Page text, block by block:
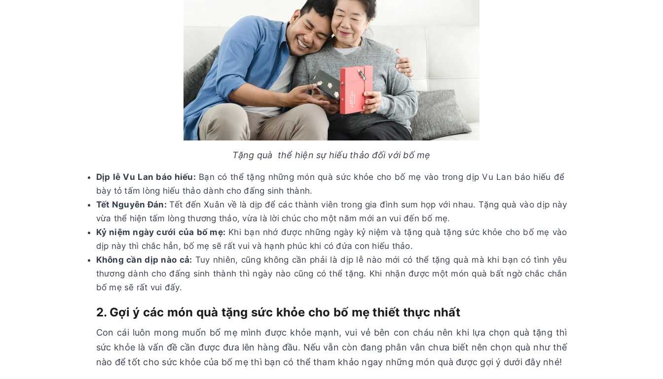
Tặng quà thể hiện sự hiếu thảo đối với bố mẹ
Dịp lễ Vu Lan báo hiếu: Bạn có thể tặng những món quà sức khỏe cho bố mẹ vào trong dịp Vu Lan báo hiếu để
bày tỏ tấm lòng hiếu thảo dành cho đấng sinh thành.
Tết Nguyên Đán: Tết đến Xuân về là dịp để các thành viên trong gia đình sum họp với nhau. Tặng quà vào dịp này
vừa thể hiện tấm lòng thương thảo, vừa là lời chúc cho một năm mới an vui đến bố mẹ.
Kỷ niệm ngày cưới của bố mẹ: Khi bạn nhớ được những ngày kỷ niệm và tặng quà tặng sức khỏe cho bố mẹ vào
dịp này thì chắc hẳn, bố mẹ sẽ rất vui và hạnh phúc khi có đứa con hiếu thảo.
Không cần dịp nào cả: Tuy nhiên, cũng không cần phải là dịp lễ nào mới có thể tặng quà mà khi bạn có tình yêu
thương dành cho đấng sinh thành thì ngày nào cũng có thể tặng. Khi nhận được một món quà bất ngờ chắc chắn
bố mẹ sẽ rất vui đấy.
2. Gợi ý các món quà tặng sức khỏe cho bố mẹ thiết thực nhất
Con cái luôn mong muốn bố mẹ mình được khỏe mạnh, vui vẻ bên con cháu nên khi lựa chọn quà tặng thì
sức khỏe là vấn đề cần được đưa lên hàng đầu. Nếu vẫn còn đang phân vân chưa biết nên chọn quà như thế
nào để tốt cho sức khỏe của bố mẹ thì bạn có thể tham khảo ngay những món quà được gợi ý dưới đây nhé!